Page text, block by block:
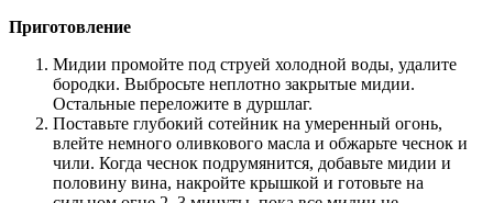
Приготовление
Мидии промойте под струей холодной воды, удалите
бородки. Выбросьте неплотно закрытые мидии.
Остальные переложите в дуршлаг.
Поставьте глубокий сотейник на умеренный огонь,
влейте немного оливкового масла и обжарьте чеснок и
чили. Когда чеснок подрумянится, добавьте мидии и
половину вина, накройте крышкой и готовьте на